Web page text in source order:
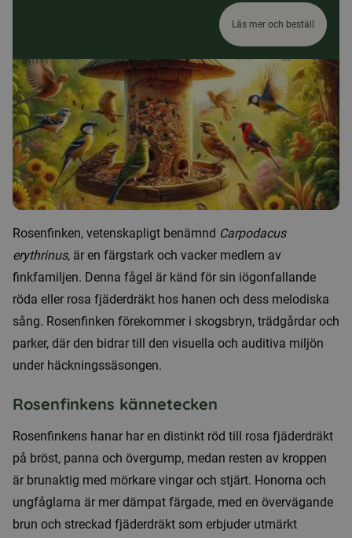
Läs mer och beställ
Rosenfinken, vetenskapligt benämnd Carpodacus
erythrinus, är en färgstark och vacker medlem av
finkfamiljen. Denna fågel är känd för sin iögonfallande
röda eller rosa fjäderdräkt hos hanen och dess melodiska
sång. Rosenfinken förekommer i skogsbryn, trädgårdar och
parker, där den bidrar till den visuella och auditiva miljön
under häckningssäsongen.
Rosenfinkens kännetecken
Rosenfinkens hanar har en distinkt röd till rosa fjäderdräkt
på bröst, panna och övergump, medan resten av kroppen
är brunaktig med mörkare vingar och stjärt. Honorna och
ungfåglarna är mer dämpat färgade, med en övervägande
brun och streckad fjäderdräkt som erbjuder utmärkt